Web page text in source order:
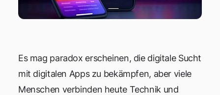
Es mag paradox erscheinen, die digitale Sucht
mit digitalen Apps zu bekämpfen, aber viele
Menschen verbinden heute Technik und